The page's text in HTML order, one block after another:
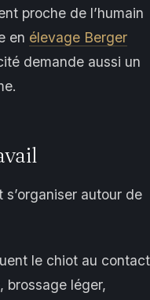
proche de l’humain
en élevage Berger
demande aussi un
autour de
le chiot au contact
brossage léger,